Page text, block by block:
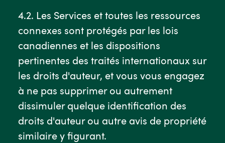
4.2. Les Services et toutes les ressources
connexes sont protégés par les lois
canadiennes et les dispositions
pertinentes des traités internationaux sur
les droits d'auteur, et vous vous engagez
à ne pas supprimer ou autrement
dissimuler quelque identification des
droits d'auteur ou autre avis de propriété
similaire y figurant.